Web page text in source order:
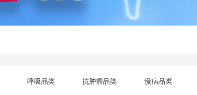
呼吸品类 抗肿瘤品类 慢病品类